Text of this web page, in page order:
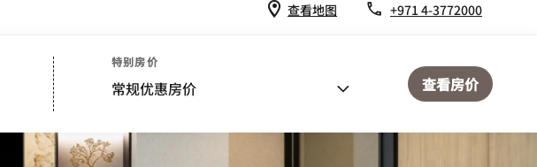
查看地图 +971 4-3772000
特别房价
常规优惠房价 查看房价